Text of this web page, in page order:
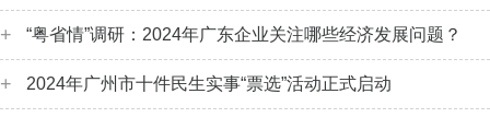
“粤省情”调研：2024年广东企业关注哪些经济发展问题？
2024年广州市十件民生实事“票选”活动正式启动